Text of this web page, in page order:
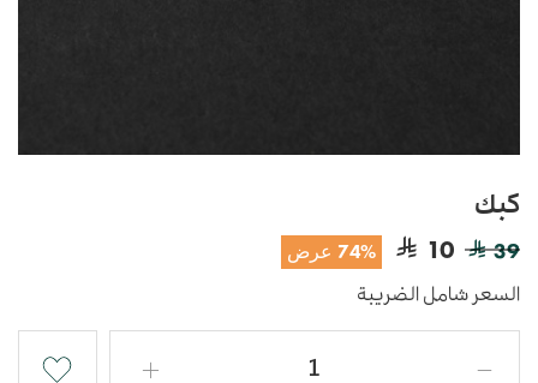
كبك
39
10 74% عرض
السعر شامل الضريبة